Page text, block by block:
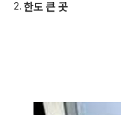
한도 큰 곳